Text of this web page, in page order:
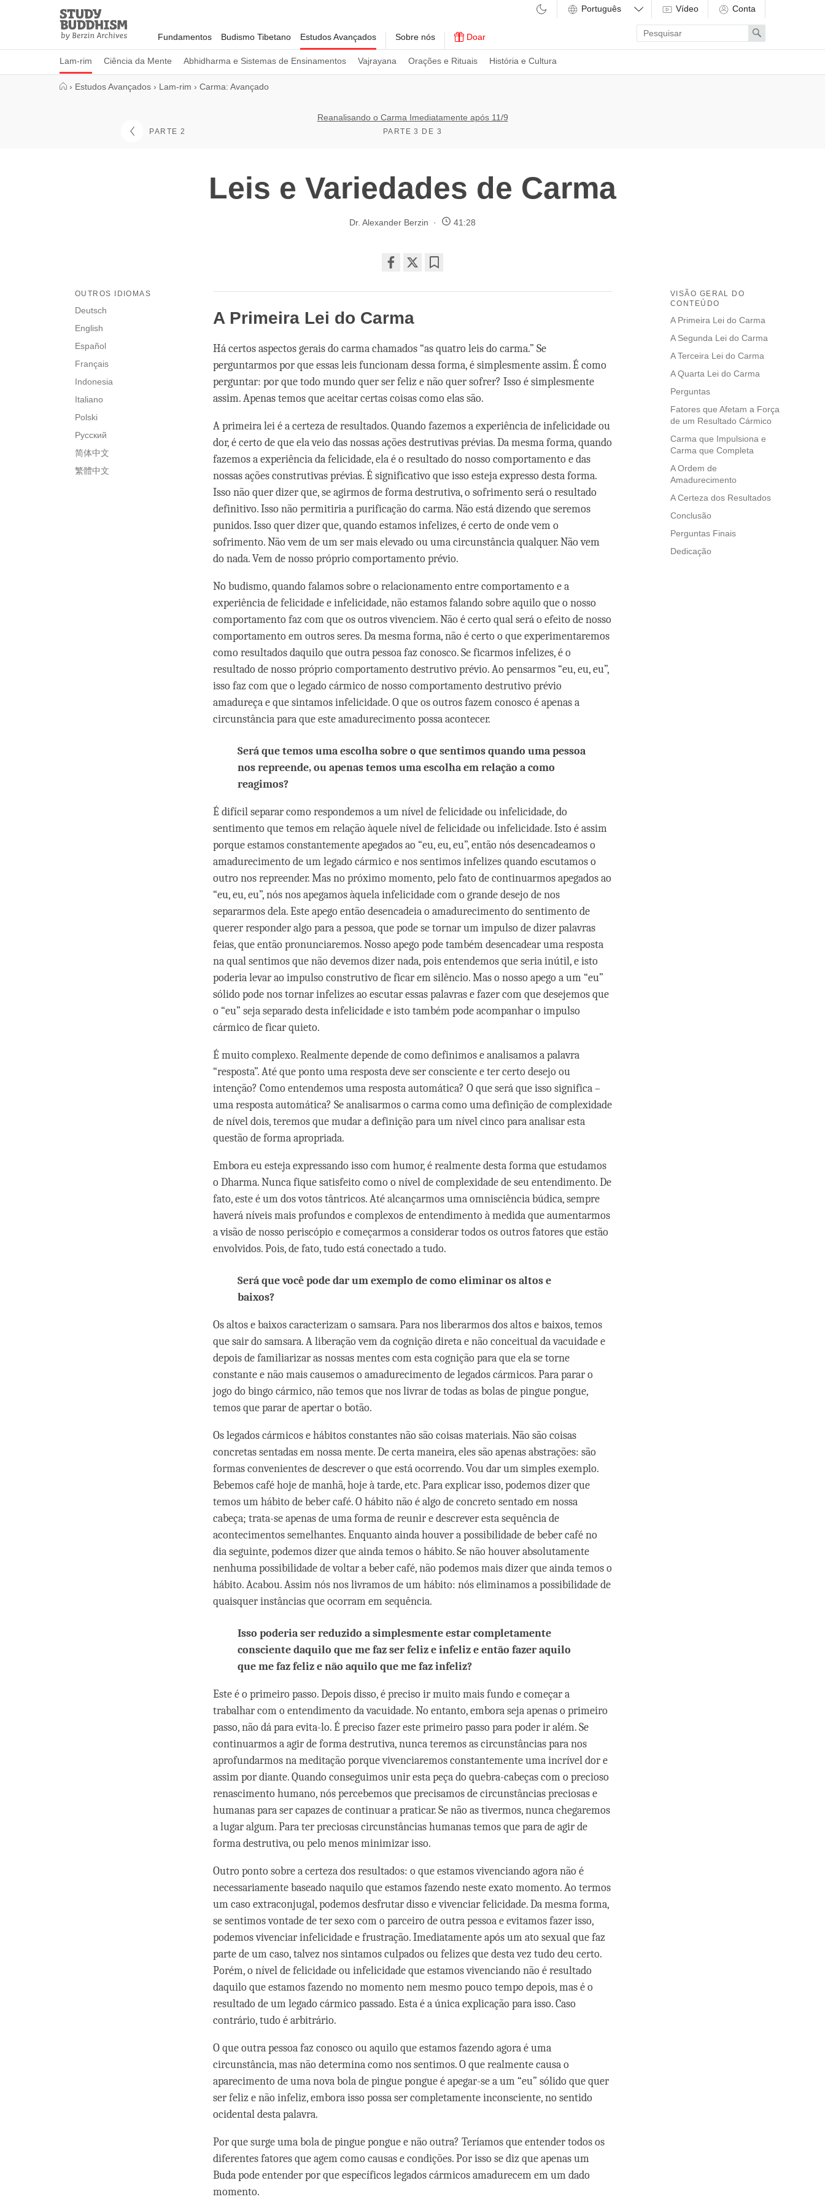
Study
Buddhism
Home
Fundamentos Budismo Tibetano Estudos Avançados
Lam-rim Ciência da Mente Abhidharma e Sistemas de Ensinamentos Vajrayana Orações e Rituais História e Cultura
Sobre nós Doar
Vídeo Conta
Enter
search
term
Search
› Estudos Avançados › Lam-rim › Carma: Avançado
PARTE 2
Reanalisando o Carma Imediatamente após 11/9
PARTE 3 DE 3
Leis e Variedades de Carma
Dr. Alexander Berzin 41:28
on
facebook
VISÃO GERAL DO
CONTEÚDO
A Primeira Lei do Carma
A Segunda Lei do Carma
A Terceira Lei do Carma
A Quarta Lei do Carma
Perguntas
Fatores que Afetam a Força
de um Resultado Cármico
Carma que Impulsiona e
Carma que Completa
A Ordem de
Amadurecimento
A Certeza dos Resultados
Conclusão
Perguntas Finais
Dedicação
OUTROS IDIOMAS
Deutsch
English
Español
Français
Indonesia
Italiano
Polski
Русский
简体中文
繁體中文
A Primeira Lei do Carma
Há certos aspectos gerais do carma chamados “as quatro leis do carma.” Se
perguntarmos por que essas leis funcionam dessa forma, é simplesmente assim. É como
perguntar: por que todo mundo quer ser feliz e não quer sofrer? Isso é simplesmente
assim. Apenas temos que aceitar certas coisas como elas são.
A primeira lei é a certeza de resultados. Quando fazemos a experiência de infelicidade ou
dor, é certo de que ela veio das nossas ações destrutivas prévias. Da mesma forma, quando
fazemos a experiência da felicidade, ela é o resultado do nosso comportamento e das
nossas ações construtivas prévias. É significativo que isso esteja expresso desta forma.
Isso não quer dizer que, se agirmos de forma destrutiva, o sofrimento será o resultado
definitivo. Isso não permitiria a purificação do carma. Não está dizendo que seremos
punidos. Isso quer dizer que, quando estamos infelizes, é certo de onde vem o
sofrimento. Não vem de um ser mais elevado ou uma circunstância qualquer. Não vem
do nada. Vem de nosso próprio comportamento prévio.
No budismo, quando falamos sobre o relacionamento entre comportamento e a
experiência de felicidade e infelicidade, não estamos falando sobre aquilo que o nosso
comportamento faz com que os outros vivenciem. Não é certo qual será o efeito de nosso
comportamento em outros seres. Da mesma forma, não é certo o que experimentaremos
como resultados daquilo que outra pessoa faz conosco. Se ficarmos infelizes, é o
resultado de nosso próprio comportamento destrutivo prévio. Ao pensarmos “eu, eu, eu”,
isso faz com que o legado cármico de nosso comportamento destrutivo prévio
amadureça e que sintamos infelicidade. O que os outros fazem conosco é apenas a
circunstância para que este amadurecimento possa acontecer.
Será que temos uma escolha sobre o que sentimos quando uma pessoa
nos repreende, ou apenas temos uma escolha em relação a como
reagimos?
É difícil separar como respondemos a um nível de felicidade ou infelicidade, do
sentimento que temos em relação àquele nível de felicidade ou infelicidade. Isto é assim
porque estamos constantemente apegados ao “eu, eu, eu”, então nós desencadeamos o
amadurecimento de um legado cármico e nos sentimos infelizes quando escutamos o
outro nos repreender. Mas no próximo momento, pelo fato de continuarmos apegados ao
“eu, eu, eu”, nós nos apegamos àquela infelicidade com o grande desejo de nos
separarmos dela. Este apego então desencadeia o amadurecimento do sentimento de
querer responder algo para a pessoa, que pode se tornar um impulso de dizer palavras
feias, que então pronunciaremos. Nosso apego pode também desencadear uma resposta
na qual sentimos que não devemos dizer nada, pois entendemos que seria inútil, e isto
poderia levar ao impulso construtivo de ficar em silêncio. Mas o nosso apego a um “eu”
sólido pode nos tornar infelizes ao escutar essas palavras e fazer com que desejemos que
o “eu” seja separado desta infelicidade e isto também pode acompanhar o impulso
cármico de ficar quieto.
É muito complexo. Realmente depende de como definimos e analisamos a palavra
“resposta”. Até que ponto uma resposta deve ser consciente e ter certo desejo ou
intenção? Como entendemos uma resposta automática? O que será que isso significa –
uma resposta automática? Se analisarmos o carma como uma definição de complexidade
de nível dois, teremos que mudar a definição para um nível cinco para analisar esta
questão de forma apropriada.
Embora eu esteja expressando isso com humor, é realmente desta forma que estudamos
o Dharma. Nunca fique satisfeito como o nível de complexidade de seu entendimento. De
fato, este é um dos votos tântricos. Até alcançarmos uma omnisciência búdica, sempre
haverá níveis mais profundos e complexos de entendimento à medida que aumentarmos
a visão de nosso periscópio e começarmos a considerar todos os outros fatores que estão
envolvidos. Pois, de fato, tudo está conectado a tudo.
Será que você pode dar um exemplo de como eliminar os altos e
baixos?
Os altos e baixos caracterizam o samsara. Para nos liberarmos dos altos e baixos, temos
que sair do samsara. A liberação vem da cognição direta e não conceitual da vacuidade e
depois de familiarizar as nossas mentes com esta cognição para que ela se torne
constante e não mais causemos o amadurecimento de legados cármicos. Para parar o
jogo do bingo cármico, não temos que nos livrar de todas as bolas de pingue pongue,
temos que parar de apertar o botão.
Os legados cármicos e hábitos constantes não são coisas materiais. Não são coisas
concretas sentadas em nossa mente. De certa maneira, eles são apenas abstrações: são
formas convenientes de descrever o que está ocorrendo. Vou dar um simples exemplo.
Bebemos café hoje de manhã, hoje à tarde, etc. Para explicar isso, podemos dizer que
temos um hábito de beber café. O hábito não é algo de concreto sentado em nossa
cabeça; trata-se apenas de uma forma de reunir e descrever esta sequência de
acontecimentos semelhantes. Enquanto ainda houver a possibilidade de beber café no
dia seguinte, podemos dizer que ainda temos o hábito. Se não houver absolutamente
nenhuma possibilidade de voltar a beber café, não podemos mais dizer que ainda temos o
hábito. Acabou. Assim nós nos livramos de um hábito: nós eliminamos a possibilidade de
quaisquer instâncias que ocorram em sequência.
Isso poderia ser reduzido a simplesmente estar completamente
consciente daquilo que me faz ser feliz e infeliz e então fazer aquilo
que me faz feliz e não aquilo que me faz infeliz?
Este é o primeiro passo. Depois disso, é preciso ir muito mais fundo e começar a
trabalhar com o entendimento da vacuidade. No entanto, embora seja apenas o primeiro
passo, não dá para evita-lo. É preciso fazer este primeiro passo para poder ir além. Se
continuarmos a agir de forma destrutiva, nunca teremos as circunstâncias para nos
aprofundarmos na meditação porque vivenciaremos constantemente uma incrível dor e
assim por diante. Quando conseguimos unir esta peça do quebra-cabeças com o precioso
renascimento humano, nós percebemos que precisamos de circunstâncias preciosas e
humanas para ser capazes de continuar a praticar. Se não as tivermos, nunca chegaremos
a lugar algum. Para ter preciosas circunstâncias humanas temos que para de agir de
forma destrutiva, ou pelo menos minimizar isso.
Outro ponto sobre a certeza dos resultados: o que estamos vivenciando agora não é
necessariamente baseado naquilo que estamos fazendo neste exato momento. Ao termos
um caso extraconjugal, podemos desfrutar disso e vivenciar felicidade. Da mesma forma,
se sentimos vontade de ter sexo com o parceiro de outra pessoa e evitamos fazer isso,
podemos vivenciar infelicidade e frustração. Imediatamente após um ato sexual que faz
parte de um caso, talvez nos sintamos culpados ou felizes que desta vez tudo deu certo.
Porém, o nível de felicidade ou infelicidade que estamos vivenciando não é resultado
daquilo que estamos fazendo no momento nem mesmo pouco tempo depois, mas é o
resultado de um legado cármico passado. Esta é a única explicação para isso. Caso
contrário, tudo é arbitrário.
O que outra pessoa faz conosco ou aquilo que estamos fazendo agora é uma
circunstância, mas não determina como nos sentimos. O que realmente causa o
aparecimento de uma nova bola de pingue pongue é apegar-se a um “eu” sólido que quer
ser feliz e não infeliz, embora isso possa ser completamente inconsciente, no sentido
ocidental desta palavra.
Por que surge uma bola de pingue pongue e não outra? Teríamos que entender todos os
diferentes fatores que agem como causas e condições. Por isso se diz que apenas um
Buda pode entender por que específicos legados cármicos amadurecem em um dado
momento.